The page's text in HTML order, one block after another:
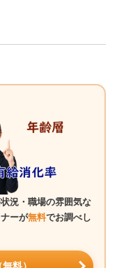
況・職場の雰囲気な
ーが無料でお調べし